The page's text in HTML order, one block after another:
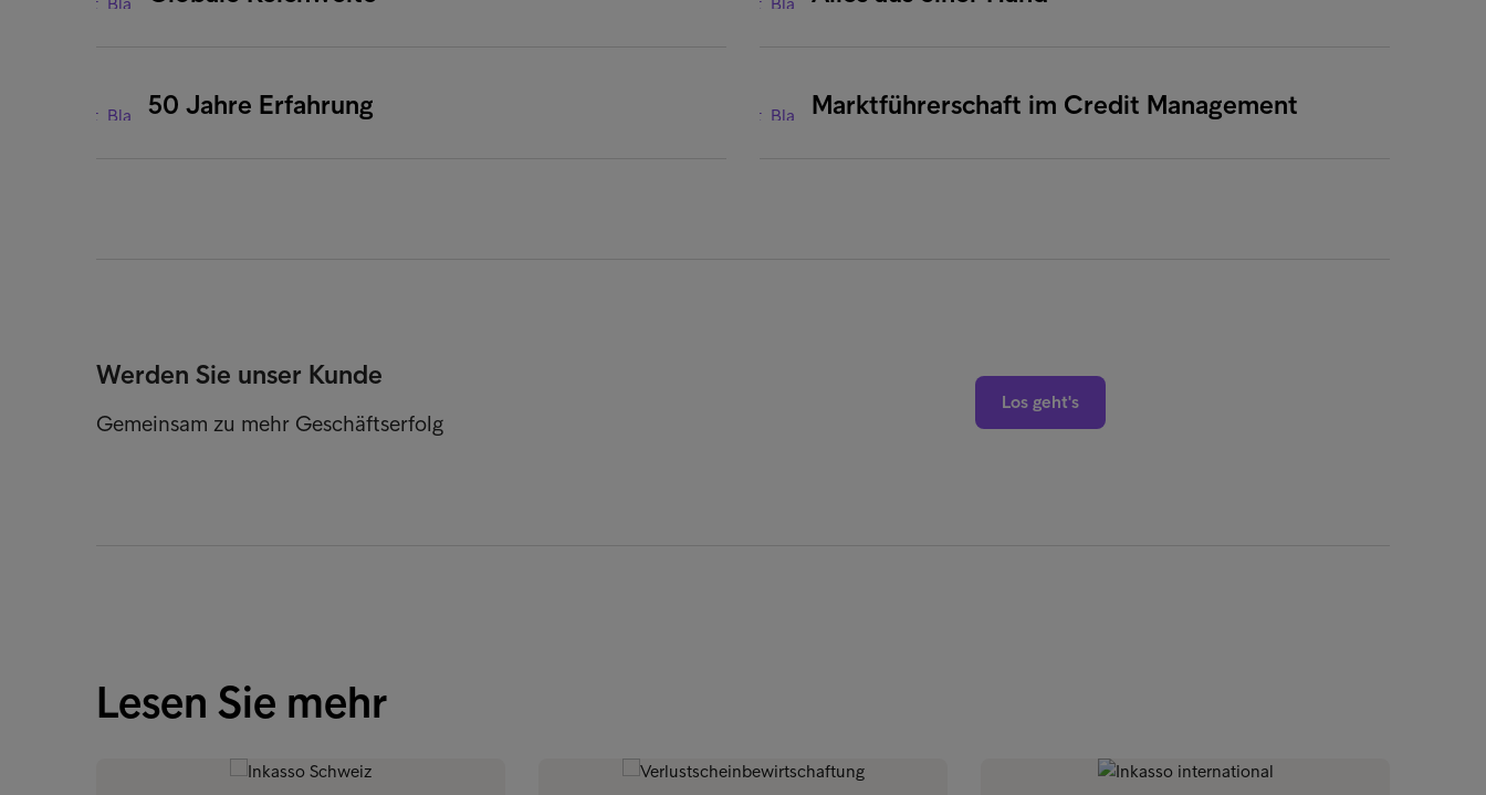
50 Jahre Erfahrung Marktführerschaft im Credit Management
Werden Sie unser Kunde
Gemeinsam zu mehr Geschäftserfolg
Los geht's
Lesen Sie mehr